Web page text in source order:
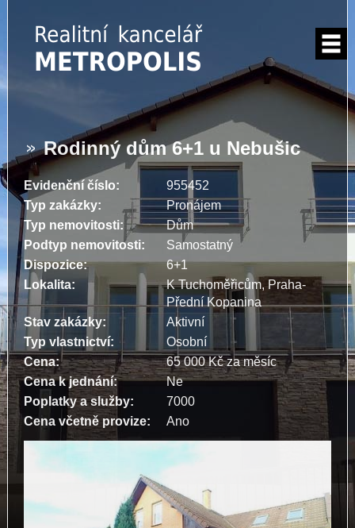
Rodinný dům 6+1 u Nebušic
Evidenční číslo:
955452
Typ zakázky:
Pronájem
Typ nemovitosti:
Dům
Podtyp nemovitosti:
Samostatný
Dispozice:
6+1
Lokalita:
K Tuchoměřicům, Praha-
Přední Kopanina
Stav zakázky:
Aktivní
Typ vlastnictví:
Osobní
Cena:
65 000 Kč za měsíc
Cena k jednání:
Ne
Poplatky a služby:
7000
Cena včetně provize:
Ano